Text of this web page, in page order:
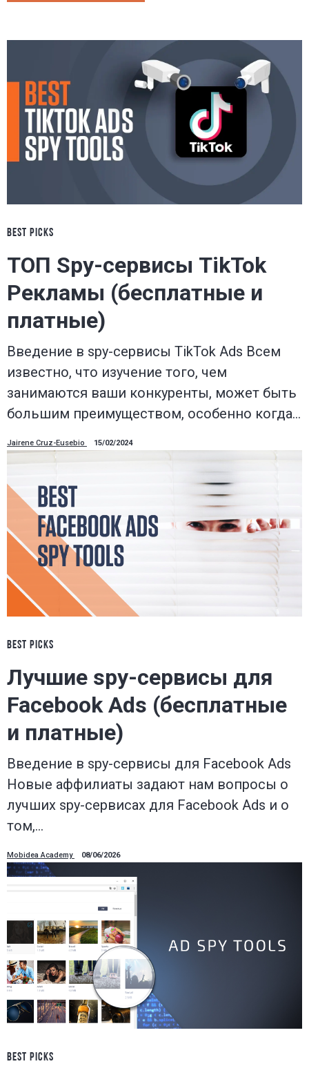
BEST PICKS
ТОП Spy-сервисы TikTok
Pекламы (бесплатные и
платные)
Введение в spy-сервисы TikTok Ads Всем
известно, что изучение того, чем
занимаются ваши конкуренты, может быть
большим преимуществом, особенно когда…
Jairene Cruz-Eusebio 15/02/2024
BEST PICKS
Лучшие spy-сервисы для
Facebook Ads (бесплатные
и платные)
Введение в spy-сервисы для Facebook Ads
Новые аффилиаты задают нам вопросы о
лучших spy-сервисах для Facebook Ads и о
том,…
Mobidea Academy 08/06/2026
BEST PICKS